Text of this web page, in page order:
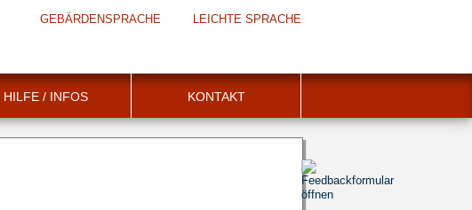
GEBÄRDENSPRACHE LEICHTE SPRACHE
HILFE / INFOS KONTAKT